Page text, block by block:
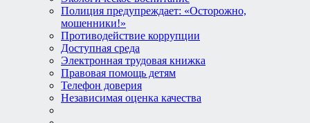
Полиция предупреждает: «Осторожно,
мошенники!»
Противодействие коррупции
Доступная среда
Электронная трудовая книжка
Правовая помощь детям
Телефон доверия
Независимая оценка качества